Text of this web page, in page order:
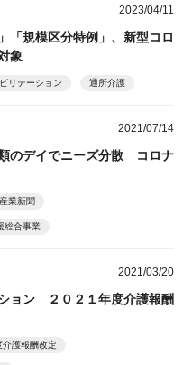
2023/04/11
「規模区分特例」、新型コロ
象
リテーション 通所介護
2021/07/14
類のデイでニーズ分散 コロナ
業新聞
総合事業
2021/03/20
ョン ２０２１年度介護報酬
護報酬改定